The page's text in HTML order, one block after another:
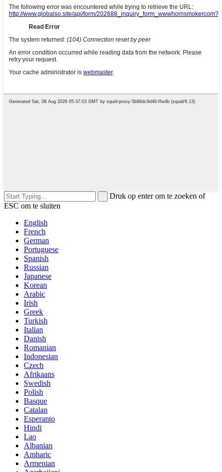
Druk op enter om te zoeken of
ESC om te sluiten
English
French
German
Portuguese
Spanish
Russian
Japanese
Korean
Arabic
Irish
Greek
Turkish
Italian
Danish
Romanian
Indonesian
Czech
Afrikaans
Swedish
Polish
Basque
Catalan
Esperanto
Hindi
Lao
Albanian
Amharic
Armenian